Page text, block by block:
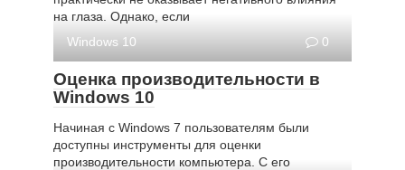
на глаза. Однако, если
Windows 10
0
Оценка производительности в
Windows 10
Начиная с Windows 7 пользователям были
доступны инструменты для оценки
производительности компьютера. С его